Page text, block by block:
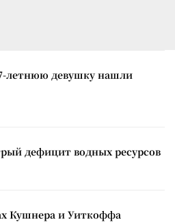
летнюю девушку нашли
дефицит водных ресурсов
Кушнера и Уиткоффа